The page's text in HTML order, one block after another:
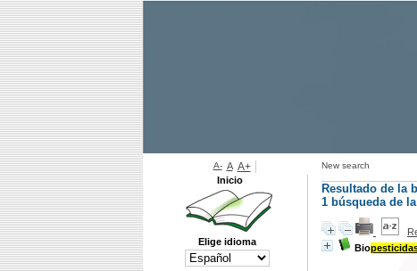
New search
Resultado de la
1 búsqueda de
Bio
A- A A+
Inicio
Elige idioma